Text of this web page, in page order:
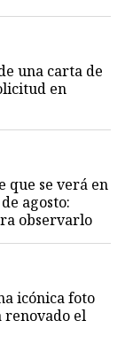
una carta de
en
que se verá en
agosto:
observarlo
icónica foto
renovado el